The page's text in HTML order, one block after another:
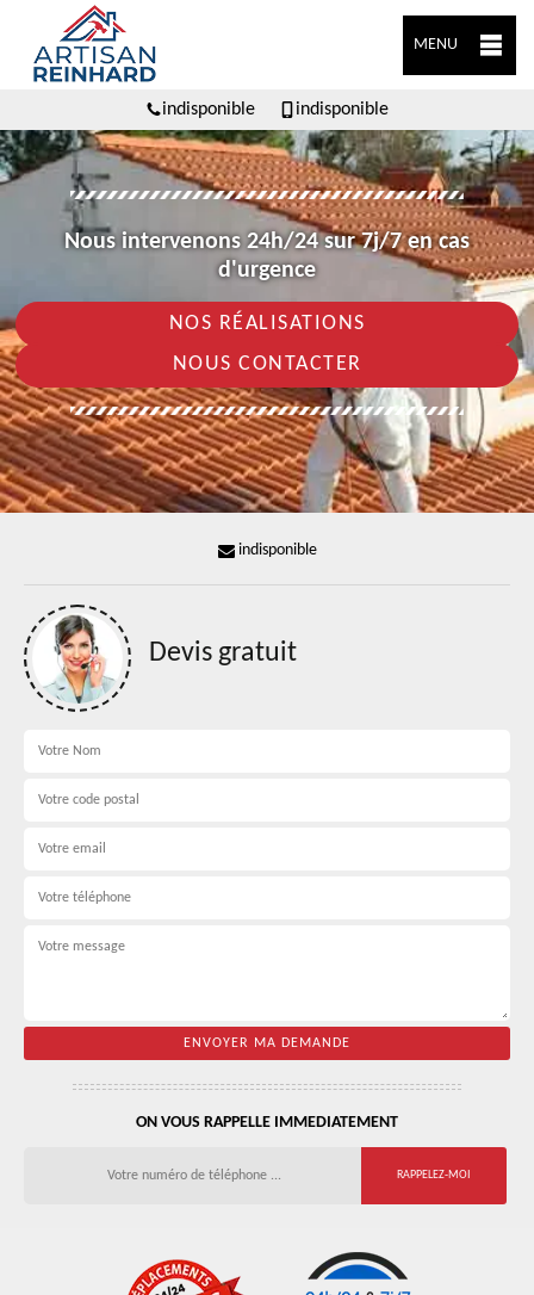
MENU
indisponible indisponible
Nous intervenons 24h/24 sur 7j/7 en cas
d'urgence
NOS RÉALISATIONS
NOUS CONTACTER
indisponible
Devis gratuit
ON VOUS RAPPELLE IMMEDIATEMENT